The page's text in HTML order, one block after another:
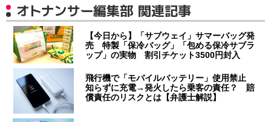
オトナンサー編集部 関連記事
【今日から】「サブウェイ」サマーバッグ発
売 特製「保冷バッグ」「包める保冷サブラ
ップ」の実物 割引チケット3500円封入
飛行機で「モバイルバッテリー」使用禁止
知らずに充電→発火したら乗客の責任？ 賠
償責任のリスクとは【弁護士解説】